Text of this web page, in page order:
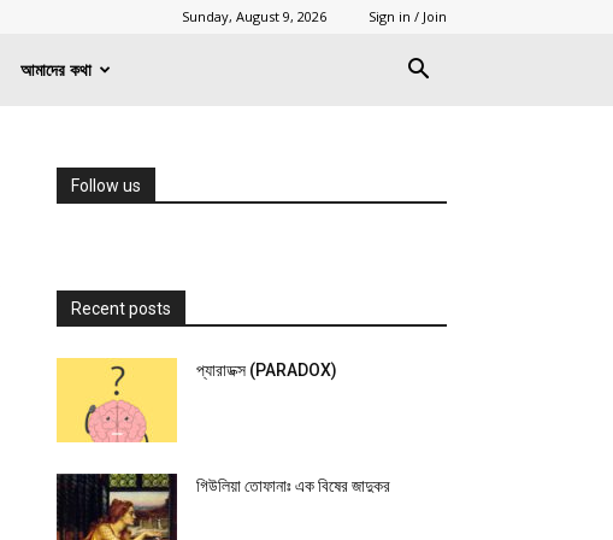
Sunday, August 9, 2026 Sign in / Join
আমাদের কথা
Follow us
Recent posts
প্যারাডক্স (PARADOX)
গিউলিয়া তোফানাঃ এক বিষের জাদুকর